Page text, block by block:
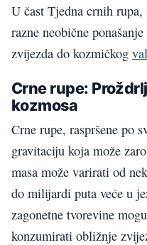
U čast Tjedna crnih
razne neobične
zvijezda do kozmičkog
Crne rupe:
kozmosa
Crne rupe, raspršene po
gravitaciju koja može
masa može varirati od
do milijardi puta veće u
zagonetne tvorevine
konzumirati obližnje